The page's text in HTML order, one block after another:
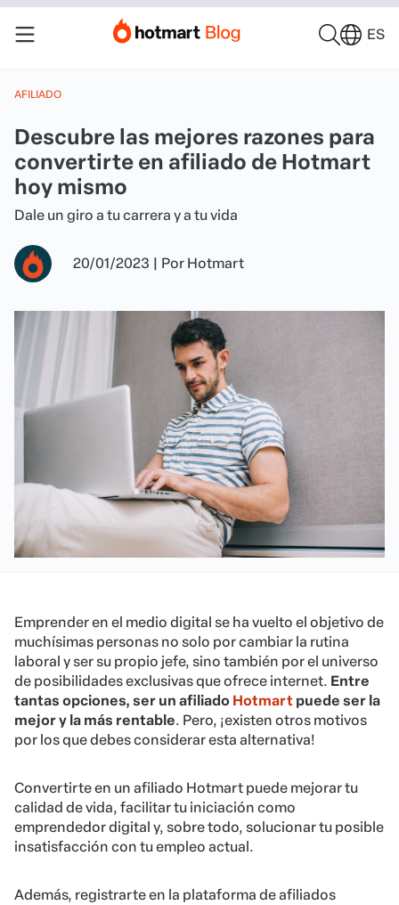
ES
AFILIADO
Descubre las mejores razones para
convertirte en afiliado de Hotmart
hoy mismo
Dale un giro a tu carrera y a tu vida
20/01/2023 | Por Hotmart
Emprender en el medio digital se ha vuelto el objetivo de
muchísimas personas no solo por cambiar la rutina
laboral y ser su propio jefe, sino también por el universo
de posibilidades exclusivas que ofrece internet. Entre
tantas opciones, ser un afiliado Hotmart puede ser la
mejor y la más rentable. Pero, ¡existen otros motivos
por los que debes considerar esta alternativa!
Convertirte en un afiliado Hotmart puede mejorar tu
calidad de vida, facilitar tu iniciación como
emprendedor digital y, sobre todo, solucionar tu posible
insatisfacción con tu empleo actual.
Además, registrarte en la plataforma de afiliados